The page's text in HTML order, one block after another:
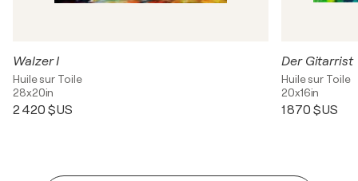
Walzer I
Huile sur Toile
28x20in
2 420 $US
Der Gitarrist
Huile sur Toile
20x16in
1 870 $US